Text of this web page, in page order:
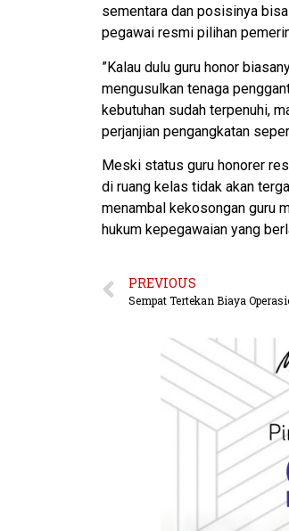
sementara dan posisinya
pegawai resmi pilihan
​”Kalau dulu guru honor
mengusulkan tenaga
kebutuhan sudah terpenuhi,
perjanjian pengangkatan
​Meski status guru honorer
di ruang kelas tidak akan
menambal kekosongan guru
hukum kepegawaian yang
PREVIOUS